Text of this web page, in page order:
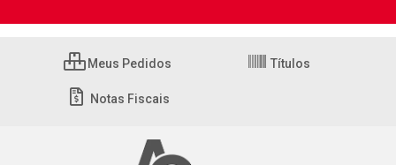
Meus Pedidos Títulos
Notas Fiscais